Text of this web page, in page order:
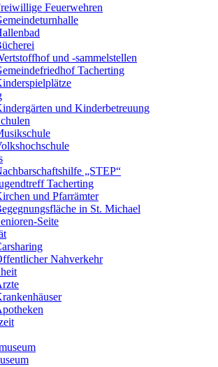
Feuerwehren
und -sammelstellen
Tacherting
und Kinderbetreuung
„STEP“
Tacherting
und Pfarrämter
in St. Michael
Seite
Nahverkehr